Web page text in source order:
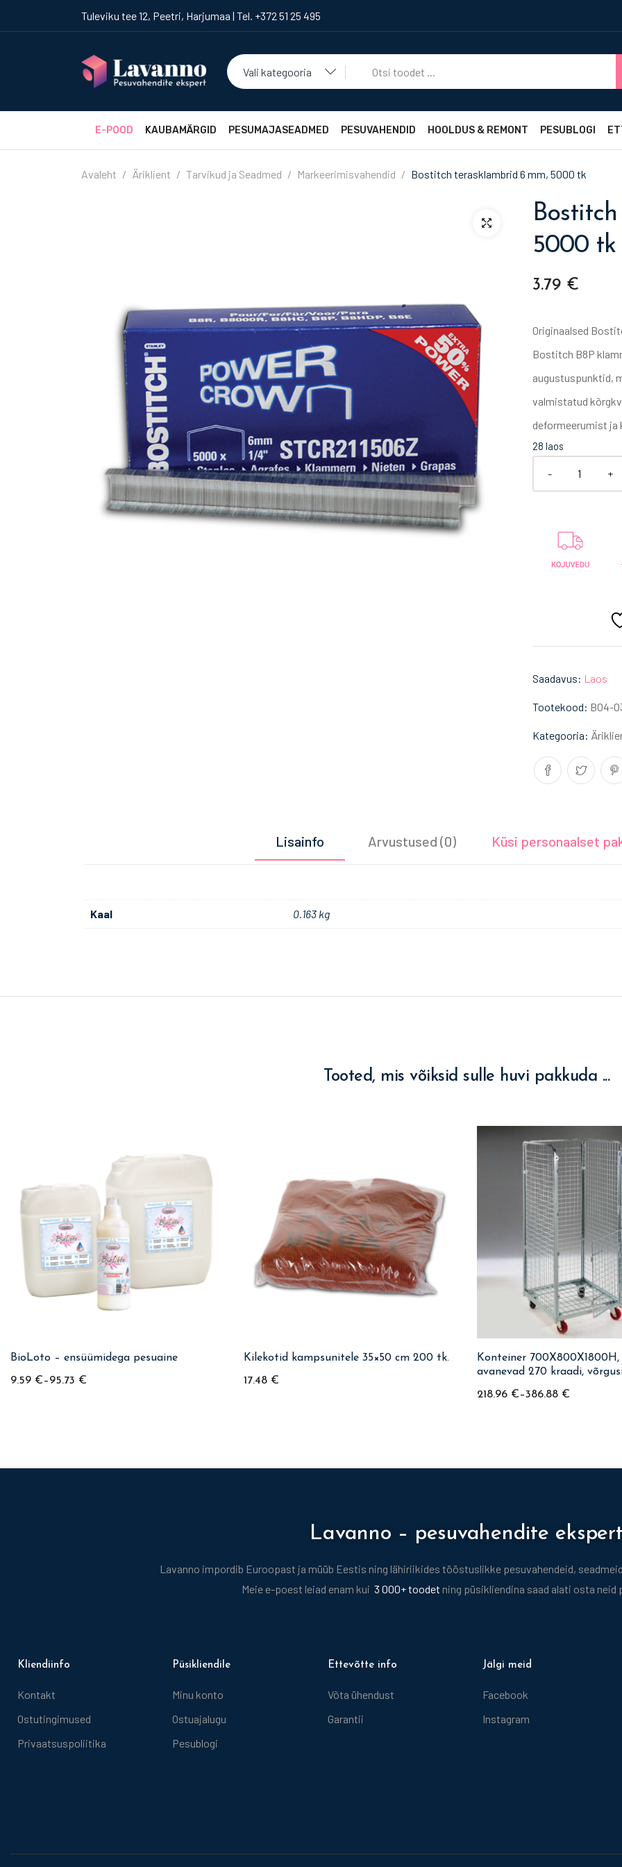
Tuleviku tee 12, Peetri, Harjumaa | Tel. +372 51 25 495
Vali kategooria
E-POOD KAUBAMÄRGID PESUMAJASEADMED PESUVAHENDID HOOLDUS & REMONT PESUBLOGI
Avaleht Äriklient Tarvikud ja Seadmed Markeerimisvahendid Bostitch terasklambrid 6 mm, 5000 tk
5000 tk
3.79 €
Originaalsed
Bostitch B8P
augustuspunktid,
valmistatud
deformeerumist ja
28 laos
- +
Saadavus: Laos
Tootekood: B04-
Kategooria:
Lisainfo Arvustused (0) Küsi personaalset
Kaal 0.163 kg
Tooted, mis võiksid sulle huvi pakkuda ...
BioLoto – ensüümidega pesuaine
9.59 €–95.73 €
Kilekotid kampsunitele 35×50 cm 200 tk.
17.48 €
Konteiner
avanevad 270 kraadi,
218.96 €–386.88 €
Lavanno – pesuvahendite
Lavanno impordib Euroopast ja müüb Eestis ning lähiriikides tööstuslikke pesuvahendeid,
Meie e-poest leiad enam kui 3 000+ toodet ning püsikliendina saad alati osta neid
Kliendiinfo
Kontakt
Ostutingimused
Privaatsuspoliitika
Püsikliendile
Minu konto
Ostuajalugu
Pesublogi
Ettevõtte info
Võta ühendust
Garantii
Jälgi meid
Facebook
Instagram